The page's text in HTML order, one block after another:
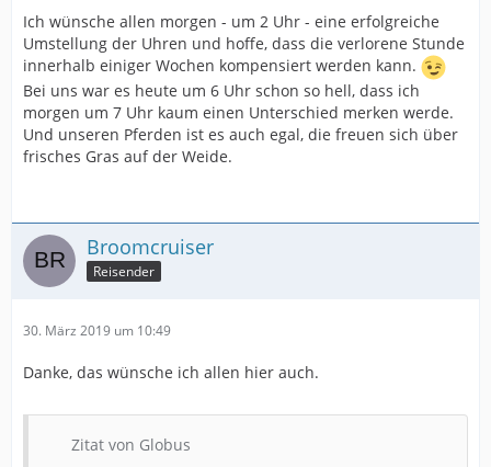
Ich wünsche allen morgen - um 2 Uhr - eine erfolgreiche
Umstellung der Uhren und hoffe, dass die verlorene Stunde
innerhalb einiger Wochen kompensiert werden kann.
Bei uns war es heute um 6 Uhr schon so hell, dass ich
morgen um 7 Uhr kaum einen Unterschied merken werde.
Und unseren Pferden ist es auch egal, die freuen sich über
frisches Gras auf der Weide.
Broomcruiser
Reisender
30. März 2019 um 10:49
Danke, das wünsche ich allen hier auch.
Zitat von Globus